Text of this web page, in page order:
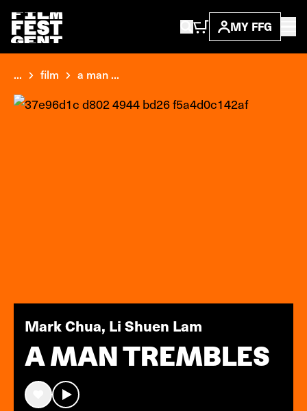
MY FFG
... film a man ...
Mark Chua, Li Shuen Lam
A MAN TREMBLES